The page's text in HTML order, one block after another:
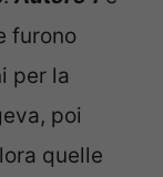
furono
per la
poi
quelle